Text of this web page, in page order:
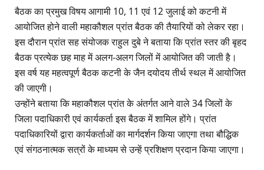
बैठक का प्रमुख विषय आगामी 10, 11 एवं 12 जुलाई को कटनी में
आयोजित होने वाली महाकौशल प्रांत बैठक की तैयारियों को लेकर रहा।
इस दौरान प्रांत सह संयोजक राहुल दुबे ने बताया कि प्रांत स्तर की बृहद
बैठक प्रत्येक छह माह में अलग-अलग जिलों में आयोजित की जाती है।
इस वर्ष यह महत्वपूर्ण बैठक कटनी के जैन दयोदय तीर्थ स्थल में आयोजित
की जाएगी।
उन्होंने बताया कि महाकौशल प्रांत के अंतर्गत आने वाले 34 जिलों के
जिला पदाधिकारी एवं कार्यकर्ता इस बैठक में शामिल होंगे। प्रांत
पदाधिकारियों द्वारा कार्यकर्ताओं का मार्गदर्शन किया जाएगा तथा बौद्धिक
एवं संगठनात्मक सत्रों के माध्यम से उन्हें प्रशिक्षण प्रदान किया जाएगा।